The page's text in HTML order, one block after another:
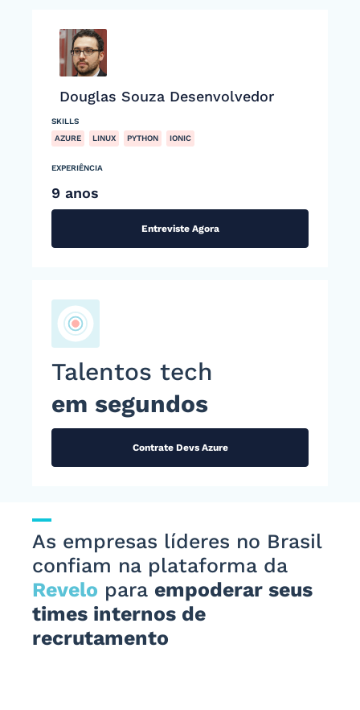
Douglas Souza Desenvolvedor
SKILLS
AZURE
LINUX PYTHON IONIC
EXPERIÊNCIA
9 anos
Entreviste Agora
Talentos tech
em segundos
Contrate Devs Azure
As empresas líderes no Brasil
confiam na plataforma da
Revelo para empoderar seus
times internos de
recrutamento